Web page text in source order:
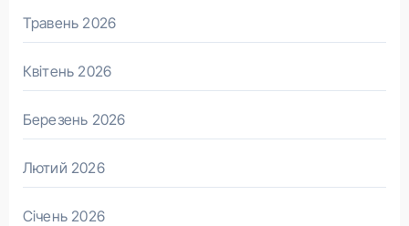
Травень 2026
Квітень 2026
Березень 2026
Лютий 2026
Січень 2026